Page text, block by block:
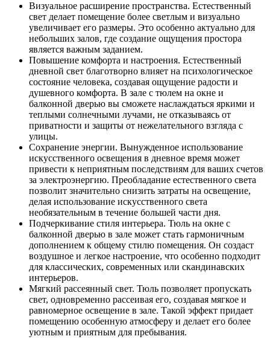
Визуальное расширение пространства. Естественный
свет делает помещение более светлым и визуально
увеличивает его размеры. Это особенно актуально для
небольших залов, где создание ощущения простора
является важным заданием.
Повышение комфорта и настроения. Естественный
дневной свет благотворно влияет на психологическое
состояние человека, создавая ощущение радости и
душевного комфорта. В зале с тюлем на окне и
балконной дверью вы сможете наслаждаться яркими и
теплыми солнечными лучами, не отказываясь от
приватности и защиты от нежелательного взгляда с
улицы.
Сохранение энергии. Вынужденное использование
искусственного освещения в дневное время может
привести к неприятным последствиям для ваших счетов
за электроэнергию. Преобладание естественного света
позволит значительно снизить затраты на освещение,
делая использование искусственного света
необязательным в течение большей части дня.
Подчеркивание стиля интерьера. Тюль на окне с
балконной дверью в зале может стать гармоничным
дополнением к общему стилю помещения. Он создаст
воздушное и легкое настроение, что особенно подходит
для классических, современных или скандинавских
интерьеров.
Мягкий рассеянный свет. Тюль позволяет пропускать
свет, одновременно рассеивая его, создавая мягкое и
равномерное освещение в зале. Такой эффект придает
помещению особенную атмосферу и делает его более
уютным и приятным для пребывания.